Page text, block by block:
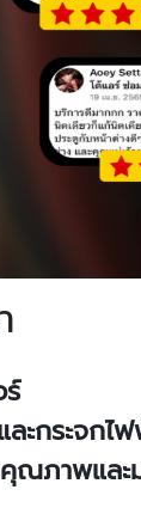
ะกระจกไ
ณภาพและ